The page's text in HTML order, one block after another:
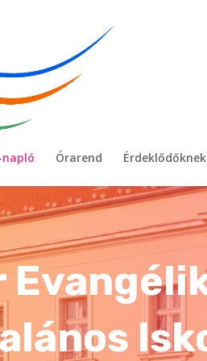
napló Órarend Érdeklődőknek